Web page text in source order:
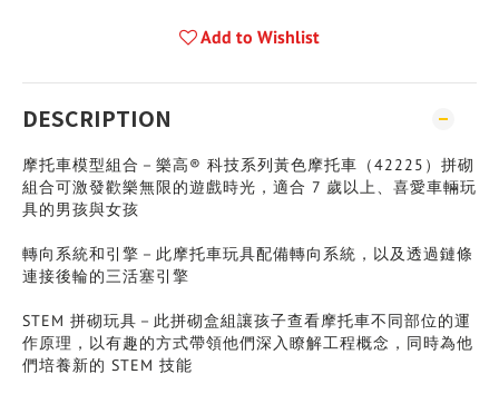
Add to Wishlist
DESCRIPTION
摩托車模型組合－樂高® 科技系列黃色摩托車（42225）拼砌
組合可激發歡樂無限的遊戲時光，適合 7 歲以上、喜愛車輛玩
具的男孩與女孩
轉向系統和引擎－此摩托車玩具配備轉向系統，以及透過鏈條
連接後輪的三活塞引擎
STEM 拼砌玩具－此拼砌盒組讓孩子查看摩托車不同部位的運
作原理，以有趣的方式帶領他們深入瞭解工程概念，同時為他
們培養新的 STEM 技能